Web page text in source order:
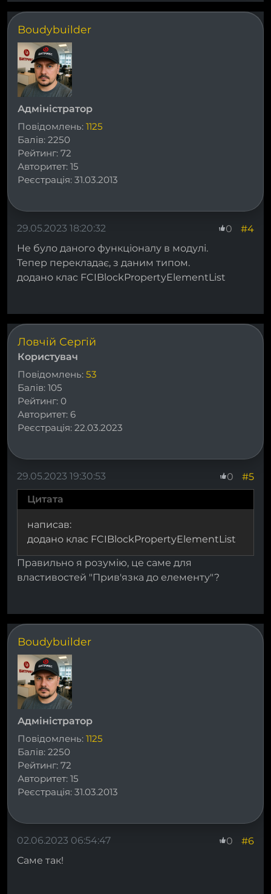
Boudybuilder
Адміністратор
Повідомлень: 1125
Балів: 2250
Рейтинг: 72
Авторитет: 15
Реєстрація: 31.03.2013
#4
0
29.05.2023 18:20:32
Не було даного функціоналу в модулі.
Тепер перекладає, з даним типом.
додано клас FCIBlockPropertyElementList
Ловчій Сергій
Користувач
Повідомлень: 53
Балів: 105
Рейтинг: 0
Авторитет: 6
Реєстрація: 22.03.2023
#5
0
29.05.2023 19:30:53
Цитата
написав:
додано клас FCIBlockPropertyElementList
Правильно я розумію, це саме для
властивостей "Прив'язка до елементу"?
Boudybuilder
Адміністратор
Повідомлень: 1125
Балів: 2250
Рейтинг: 72
Авторитет: 15
Реєстрація: 31.03.2013
#6
0
02.06.2023 06:54:47
Саме так!